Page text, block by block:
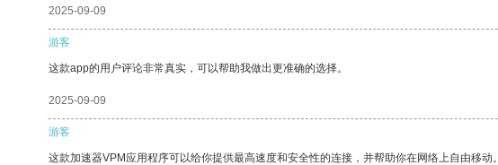
2025-09-09
游客
这款app的用户评论非常真实，可以帮助我做出更准确的选择。
2025-09-09
游客
这款加速器VPM应用程序可以给你提供最高速度和安全性的连接，并帮助你在网络上自由移动。